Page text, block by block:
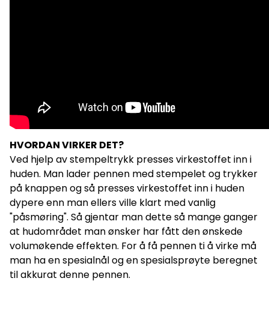
HVORDAN VIRKER DET?
Ved hjelp av stempeltrykk presses virkestoffet inn i
huden. Man lader pennen med stempelet og trykker
på knappen og så presses virkestoffet inn i huden
dypere enn man ellers ville klart med vanlig
"påsmøring". Så gjentar man dette så mange ganger
at hudområdet man ønsker har fått den ønskede
volumøkende effekten. For å få pennen ti å virke må
man ha en spesialnål og en spesialsprøyte beregnet
til akkurat denne pennen.